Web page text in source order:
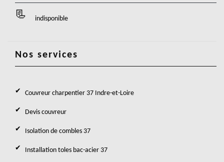
indisponible
Nos services
Couvreur charpentier 37 Indre-et-Loire
Devis couvreur
Isolation de combles 37
Installation toles bac-acier 37